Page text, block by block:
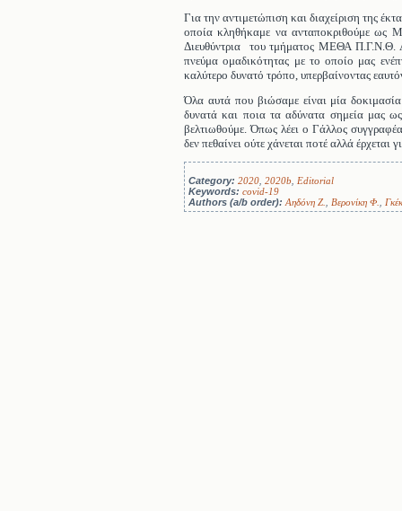
Για την αντιμετώπιση και διαχείριση της
οποία κληθήκαμε να ανταποκριθούμε ως
Διευθύντρια του τμήματος ΜΕΘΑ Π.Γ.Ν.Θ.
πνεύμα ομαδικότητας με το οποίο μας
καλύτερο δυνατό τρόπο, υπερβαίνοντας
Όλα αυτά που βιώσαμε είναι μία
δυνατά και ποια τα αδύνατα σημεία μας
βελτιωθούμε. Όπως λέει ο Γάλλος
δεν πεθαίνει ούτε χάνεται ποτέ αλλά έρχεται
Category: 2020 2020b Editorial
Keywords: covid-19
Authors (a/b order): Αηδόνη Ζ. Βερονίκη Φ.